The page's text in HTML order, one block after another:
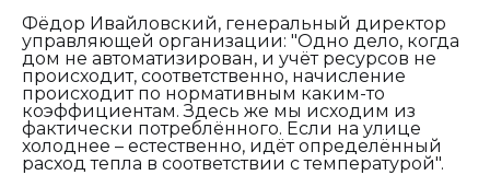
Фёдор Ивайловский, генеральный директор
управляющей организации: "Одно дело, когда
дом не автоматизирован, и учёт ресурсов не
происходит, соответственно, начисление
происходит по нормативным каким-то
коэффициентам. Здесь же мы исходим из
фактически потреблённого. Если на улице
холоднее – естественно, идёт определённый
расход тепла в соответствии с температурой".